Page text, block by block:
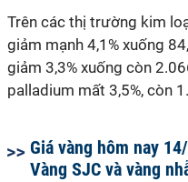
Trên các thị trường kim
giảm mạnh 4,1% xuống
giảm 3,3% xuống còn
palladium mất 3,5%, còn
Giá vàng hôm nay
Vàng SJC và vàng